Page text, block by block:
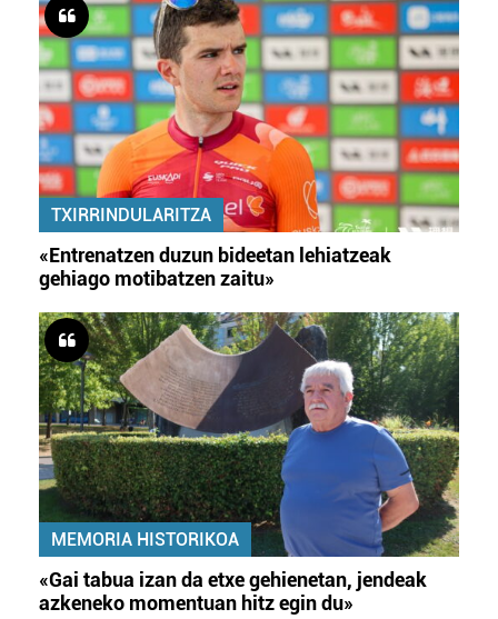
TXIRRINDULARITZA
«Entrenatzen duzun bideetan lehiatzeak
gehiago motibatzen zaitu»
MEMORIA HISTORIKOA
«Gai tabua izan da etxe gehienetan, jendeak
azkeneko momentuan hitz egin du»